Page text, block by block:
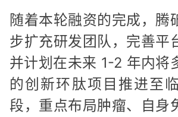
随着本轮融资的完成，腾
步扩充研发团队，完善平
并计划在未来 1-2 年内将
的创新环肽项目推进至
段，重点布局肿瘤、自身